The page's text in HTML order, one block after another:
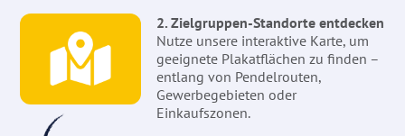
2. Zielgruppen-Standorte entdecken
Nutze unsere interaktive Karte, um
geeignete Plakatflächen zu finden –
entlang von Pendelrouten,
Gewerbegebieten oder
Einkaufszonen.